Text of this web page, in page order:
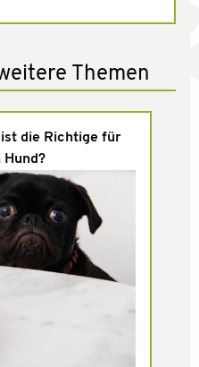
Themen
die Richtige für
Hund?